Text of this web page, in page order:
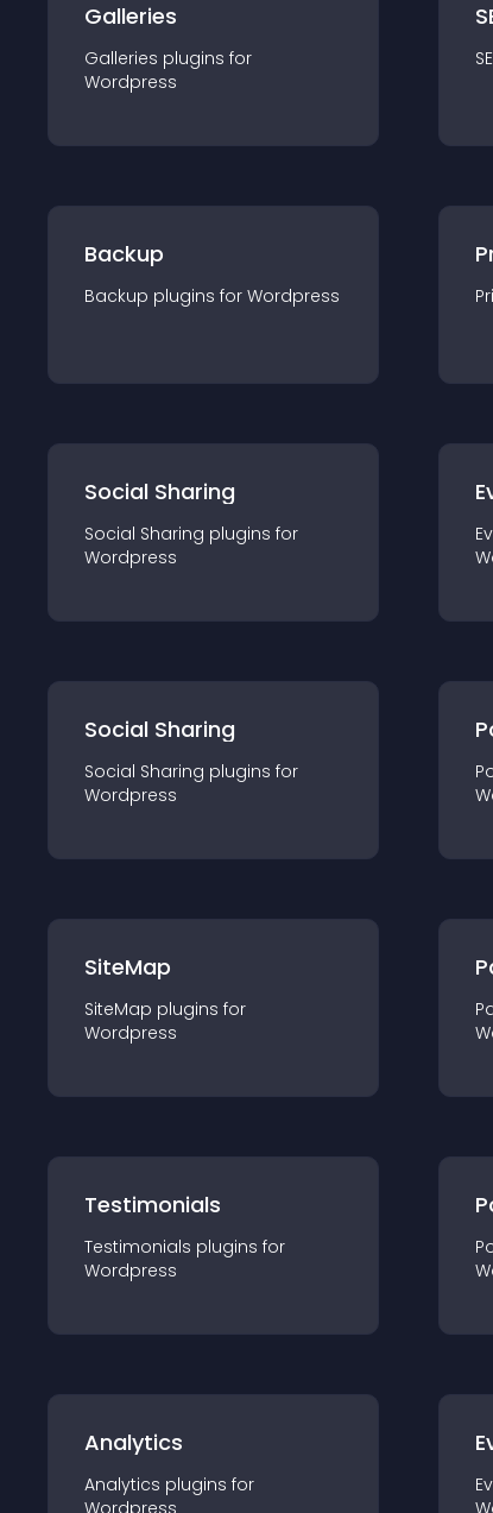
Galleries
Galleries plugins for
Wordpress
Backup
Backup plugins for Wordpress
Social Sharing
Social Sharing plugins for
Wordpress
Social Sharing
Social Sharing plugins for
Wordpress
SiteMap
SiteMap plugins for
Wordpress
Testimonials
Testimonials plugins for
Wordpress
Analytics
Analytics plugins for
Wordpress